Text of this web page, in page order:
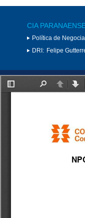
CIA
Política de
DRI: Felipe